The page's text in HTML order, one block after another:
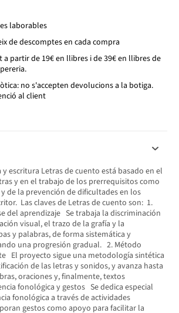
laborables
de descomptes en cada compra
partir de 19€ en llibres i de 39€ en llibres de
no s'accepten devolucions a la botiga.
al client
escritura Letras de cuento está basado en el
y en el trabajo de los prerrequisitos como
de la prevención de dificultades en los
Las claves de Letras de cuento son: 1.
del aprendizaje Se trabaja la discriminación
visual, el trazo de la grafía y la
y palabras, de forma sistemática y
una progresión gradual. 2. Método
El proyecto sigue una metodología sintética
de las letras y sonidos, y avanza hasta
oraciones y, finalmente, textos
fonológica y gestos Se dedica especial
fonológica a través de actividades
gestos como apoyo para facilitar la